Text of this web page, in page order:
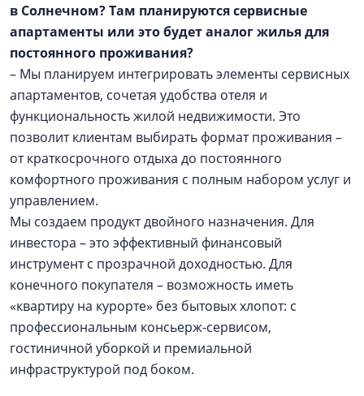
в Солнечном? Там планируются сервисные
апартаменты или это будет аналог жилья для
постоянного проживания?
– Мы планируем интегрировать элементы сервисных
апартаментов, сочетая удобства отеля и
функциональность жилой недвижимости. Это
позволит клиентам выбирать формат проживания –
от краткосрочного отдыха до постоянного
комфортного проживания с полным набором услуг и
управлением.
Мы создаем продукт двойного назначения. Для
инвестора – это эффективный финансовый
инструмент с прозрачной доходностью. Для
конечного покупателя – возможность иметь
«квартиру на курорте» без бытовых хлопот: с
профессиональным консьерж-сервисом,
гостиничной уборкой и премиальной
инфраструктурой под боком.